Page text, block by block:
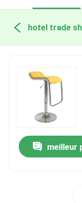
meilleur